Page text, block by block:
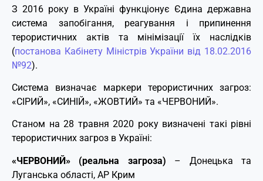
З 2016 року в Україні функціонує Єдина державна
система запобігання, реагування і припинення
терористичних актів та мінімізації їх наслідків
(постанова Кабінету Міністрів України від 18.02.2016
№92).
Система визначає маркери терористичних загроз:
«СІРИЙ», «СИНІЙ», «ЖОВТИЙ» та «ЧЕРВОНИЙ».
Станом на 28 травня 2020 року визначені такі рівні
терористичних загроз в Україні:
«ЧЕРВОНИЙ» (реальна загроза) – Донецька та
Луганська області, АР Крим